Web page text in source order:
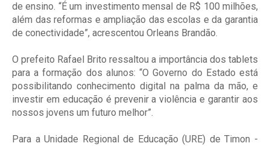
de ensino. “É um investimento mensal de R$ 100 milhões,
além das reformas e ampliação das escolas e da garantia
de conectividade”, acrescentou Orleans Brandão.
O prefeito Rafael Brito ressaltou a importância dos tablets
para a formação dos alunos: “O Governo do Estado está
possibilitando conhecimento digital na palma da mão, e
investir em educação é prevenir a violência e garantir aos
nossos jovens um futuro melhor”.
Para a Unidade Regional de Educação (URE) de Timon -